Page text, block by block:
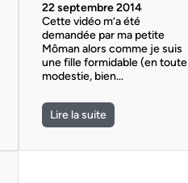
22 septembre 2014
Cette vidéo m’a été
demandée par ma petite
Môman alors comme je suis
une fille formidable (en toute
modestie, bien…
Lire la suite